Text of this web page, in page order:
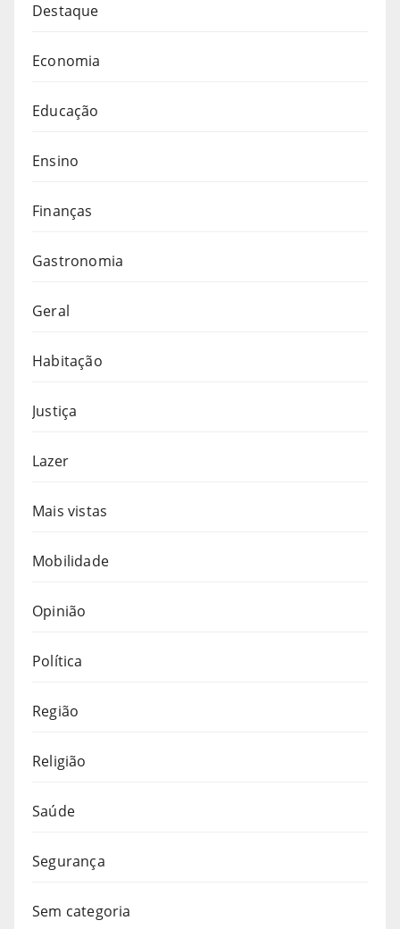
Destaque
Economia
Educação
Ensino
Finanças
Gastronomia
Geral
Habitação
Justiça
Lazer
Mais vistas
Mobilidade
Opinião
Política
Região
Religião
Saúde
Segurança
Sem categoria